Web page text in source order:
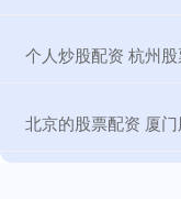
个人炒股配资 杭州
北京的股票配资 厦